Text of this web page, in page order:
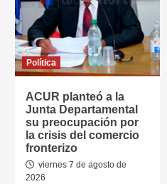
Política
ACUR planteó a la
Junta Departamental
su preocupación por
la crisis del comercio
fronterizo
viernes 7 de agosto de
2026